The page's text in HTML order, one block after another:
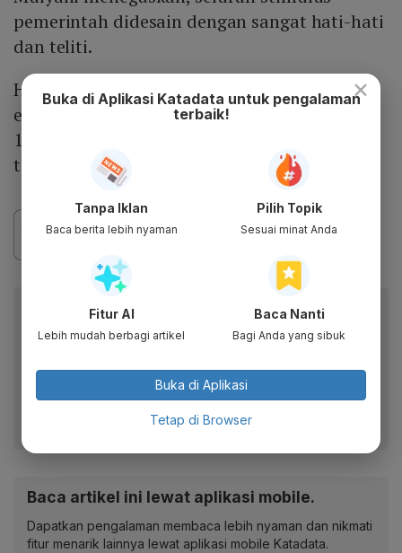
pemerintah didesain dengan sangat hati-hati
dan teliti.
Hal yang penting, selain mendorong
ekonomi, pemerintah tak ingin kasus Covid-
19 kembali meningkat. "Ini selalu dicari titik
tengahnya," ujar Menkeu.
Berita Katadata.co.id di WhatsApp
Anda
berharga dari WhatsApp Channel Katadata.co.id
Ikuti kami
Baca artikel ini lewat aplikasi mobile.
Dapatkan pengalaman membaca lebih nyaman dan nikmati
fitur menarik lainnya lewat aplikasi mobile Katadata.
×
Buka di Aplikasi Katadata untuk pengalaman
terbaik!
Tanpa Iklan
Baca berita lebih nyaman
Pilih Topik
Sesuai minat Anda
Fitur AI
Lebih mudah berbagi artikel
Baca Nanti
Bagi Anda yang sibuk
Buka di Aplikasi
Tetap di Browser